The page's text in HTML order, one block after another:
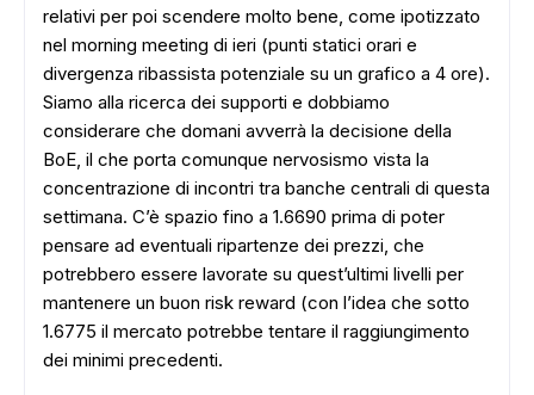
relativi per poi scendere molto bene, come ipotizzato
nel morning meeting di ieri (punti statici orari e
divergenza ribassista potenziale su un grafico a 4 ore).
Siamo alla ricerca dei supporti e dobbiamo
considerare che domani avverrà la decisione della
BoE, il che porta comunque nervosismo vista la
concentrazione di incontri tra banche centrali di questa
settimana. C’è spazio fino a 1.6690 prima di poter
pensare ad eventuali ripartenze dei prezzi, che
potrebbero essere lavorate su quest’ultimi livelli per
mantenere un buon risk reward (con l’idea che sotto
1.6775 il mercato potrebbe tentare il raggiungimento
dei minimi precedenti.